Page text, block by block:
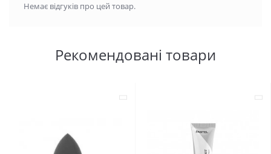
Немає відгуків про цей товар.
Рекомендовані товари